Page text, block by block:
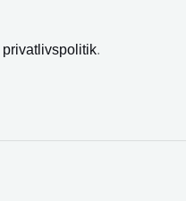
privatlivspolitik.